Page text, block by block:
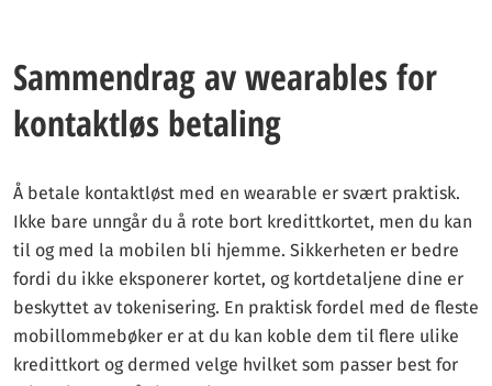
Sammendrag av wearables for
kontaktløs betaling
Å betale kontaktløst med en wearable er svært praktisk.
Ikke bare unngår du å rote bort kredittkortet, men du kan
til og med la mobilen bli hjemme. Sikkerheten er bedre
fordi du ikke eksponerer kortet, og kortdetaljene dine er
beskyttet av tokenisering. En praktisk fordel med de fleste
mobillommebøker er at du kan koble dem til flere ulike
kredittkort og dermed velge hvilket som passer best for